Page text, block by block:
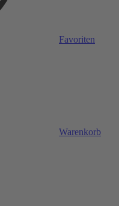
Favoriten
Warenkorb